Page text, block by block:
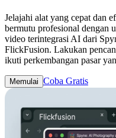
Jelajahi alat yang cepat dan
bermutu profesional dengan
video terintegrasi AI dari
FlickFusion. Lakukan
ikuti perkembangan pasar
Memulai Coba Gratis